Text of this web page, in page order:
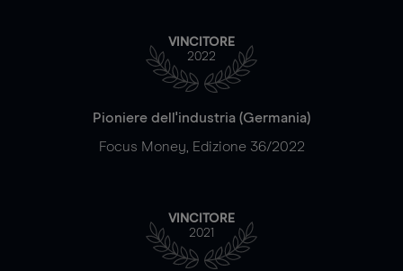
VINCITORE
2022
Pioniere dell'industria (Germania)
Focus Money, Edizione 36/2022
VINCITORE
2021